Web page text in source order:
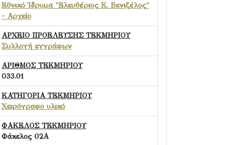
Εθνικό Ίδρυμα "Ελευθέριος Κ. Βενιζέλος"
- Αρχείο
ΑΡΧΕΙΟ ΠΡΟΕΛΕΥΣΗΣ ΤΕΚΜΗΡΙΟΥ
Συλλογή εγγράφων
ΑΡΙΘΜΟΣ ΤΕΚΜΗΡΙΟΥ
033.01
ΚΑΤΗΓΟΡΙΑ ΤΕΚΜΗΡΙΟΥ
Χειρόγραφο υλικό
ΦΑΚΕΛΟΣ ΤΕΚΜΗΡΙΟΥ
Φάκελος 02Α